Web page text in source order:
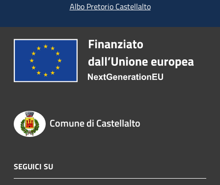
Albo Pretorio Castellalto
Comune di Castellalto
SEGUICI SU